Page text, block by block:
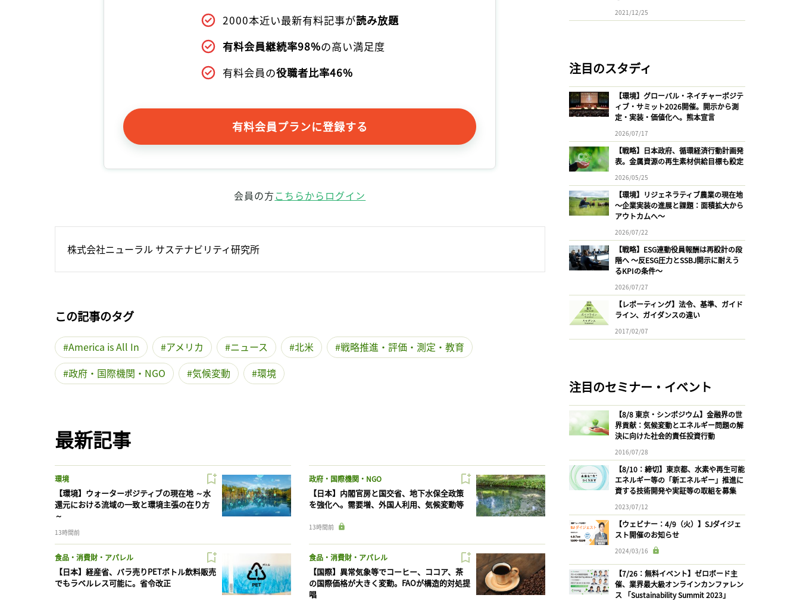
2000本近い最新有料記事が読み放題
有料会員継続率98%の高い満足度
有料会員の役職者比率46%
有料会員プランに登録する
会員の方こちらからログイン
株式会社ニューラル サステナビリティ研究所
この記事のタグ
America is All In アメリカ ニュース 北米
戦略推進・評価・測定・教育
政府・国際機関・NGO
気候変動 環境
最新記事
環境
【環境】ウォーターポジティブの現在地 ～水
還元における流域の一致と環境主張の在り方
～
13時間前
政府・国際機関・NGO
【日本】内閣官房と国交省、地下水保全政策
を強化へ。需要増、外国人利用、気候変動等
13時間前
食品・消費財・アパレル
【日本】経産省、バラ売りPETボトル飲料販売
でもラベルレス可能に。省令改正
食品・消費財・アパレル
【国際】異常気象等でコーヒー、ココア、茶
の国際価格が大きく変動。FAOが構造的対処提
唱
2021/12/25
注目のスタディ
【環境】グローバル・ネイチャーポジテ
ィブ・サミット2026開催。開示から測
定・実装・価値化へ。熊本宣言
2026/07/17
【戦略】日本政府、循環経済行動計画発
表。金属資源の再生素材供給目標も設定
2026/05/25
【環境】リジェネラティブ農業の現在地
〜企業実装の進展と課題：面積拡大から
アウトカムへ〜
2026/07/22
【戦略】ESG連動役員報酬は再設計の段
階へ 〜反ESG圧力とSSBJ開示に耐えう
るKPIの条件〜
2026/07/27
【レポーティング】法令、基準、ガイド
ライン、ガイダンスの違い
2017/02/07
注目のセミナー・イベント
【8/8 東京・シンポジウム】金融界の世
界貢献：気候変動とエネルギー問題の解
決に向けた社会的責任投資行動
2016/07/28
【8/10：締切】東京都、水素や再生可能
エネルギー等の「新エネルギー」推進に
資する技術開発や実証等の取組を募集
2023/07/12
【ウェビナー：4/9（火）】SJダイジェ
スト開催のお知らせ
2024/03/16
【7/26：無料イベント】ゼロボード主
催、業界最大級オンラインカンファレン
ス 「Sustainability Summit 2023」